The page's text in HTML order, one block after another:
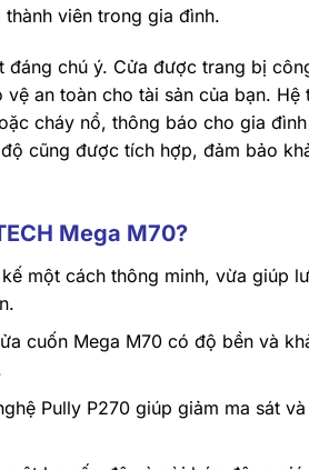
viên trong gia đình.
chú ý. Cửa được trang bị
an toàn cho tài sản của bạn.
cháy nổ, thông báo cho gia
cũng được tích hợp, đảm bảo
Mega M70?
một cách thông minh, vừa giúp
cuốn Mega M70 có độ bền và
Pully P270 giúp giảm ma sát